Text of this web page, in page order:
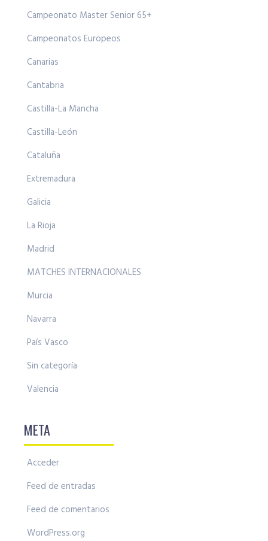
Campeonato Master Senior 65+
Campeonatos Europeos
Canarias
Cantabria
Castilla-La Mancha
Castilla-León
Cataluña
Extremadura
Galicia
La Rioja
Madrid
MATCHES INTERNACIONALES
Murcia
Navarra
País Vasco
Sin categoría
Valencia
META
Acceder
Feed de entradas
Feed de comentarios
WordPress.org